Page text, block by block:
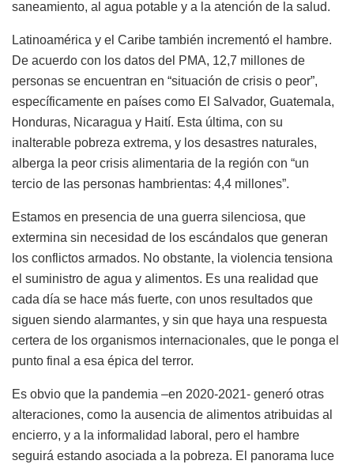
saneamiento, al agua potable y a la atención de la salud.
Latinoamérica y el Caribe también incrementó el hambre.
De acuerdo con los datos del PMA, 12,7 millones de
personas se encuentran en “situación de crisis o peor”,
específicamente en países como El Salvador, Guatemala,
Honduras, Nicaragua y Haití. Esta última, con su
inalterable pobreza extrema, y los desastres naturales,
alberga la peor crisis alimentaria de la región con “un
tercio de las personas hambrientas: 4,4 millones”.
Estamos en presencia de una guerra silenciosa, que
extermina sin necesidad de los escándalos que generan
los conflictos armados. No obstante, la violencia tensiona
el suministro de agua y alimentos. Es una realidad que
cada día se hace más fuerte, con unos resultados que
siguen siendo alarmantes, y sin que haya una respuesta
certera de los organismos internacionales, que le ponga el
punto final a esa épica del terror.
Es obvio que la pandemia –en 2020-2021- generó otras
alteraciones, como la ausencia de alimentos atribuidas al
encierro, y a la informalidad laboral, pero el hambre
seguirá estando asociada a la pobreza. El panorama luce